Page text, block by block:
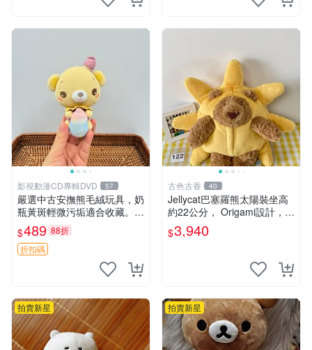
影視動漫CD專輯DVD 57
嚴選中古安撫熊毛絨玩具，奶
瓶黃斑輕微污垢適合收藏。默
認兩日發貨，全國快遞隨機派
送。 成色如圖可放心購買，
輕微瑕疵和臟污不影響使用。
安撫熊 中古玩偶 毛
$489 88折
折扣碼
古色古香 40
Jellycat巴塞羅熊太陽裝坐高
約22公分， Origami設計，來
自越南。嚴選 Recommendat
ion！巴塞羅、 Origami熊、J
$3,940
拍賣新星 拍賣新星